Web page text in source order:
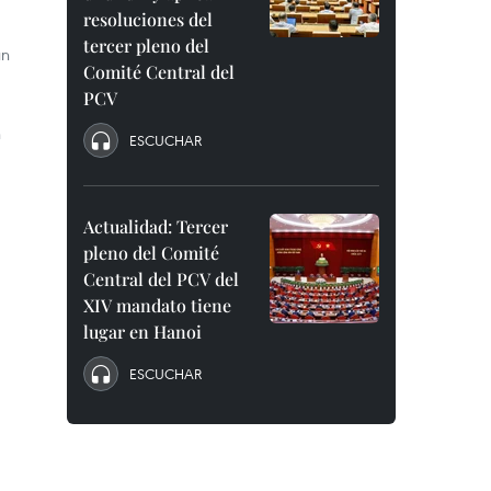
resoluciones del
tercer pleno del
Comité Central del
PCV
ESCUCHAR
Actualidad: Tercer
pleno del Comité
Central del PCV del
XIV mandato tiene
lugar en Hanoi
ESCUCHAR